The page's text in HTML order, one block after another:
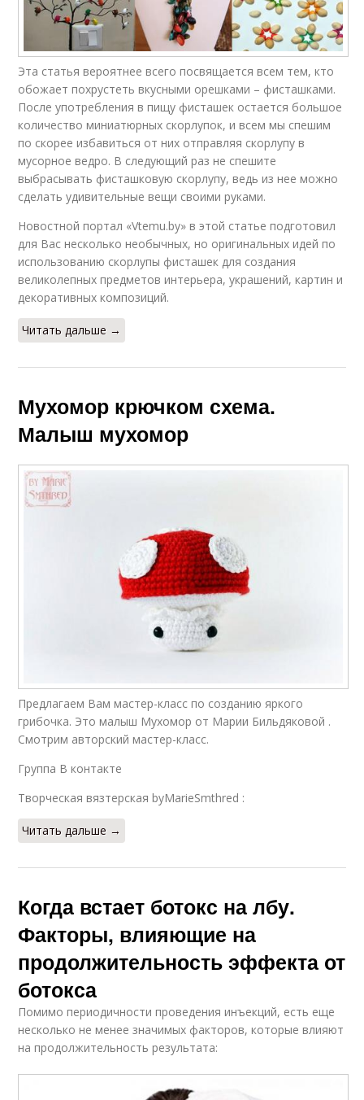
Эта статья вероятнее всего посвящается всем тем, кто
обожает похрустеть вкусными орешками – фисташками.
После употребления в пищу фисташек остается большое
количество миниатюрных скорлупок, и всем мы спешим
по скорее избавиться от них отправляя скорлупу в
мусорное ведро. В следующий раз не спешите
выбрасывать фисташковую скорлупу, ведь из нее можно
сделать удивительные вещи своими руками.
Новостной портал «Vtemu.by» в этой статье подготовил
для Вас несколько необычных, но оригинальных идей по
использованию скорлупы фисташек для создания
великолепных предметов интерьера, украшений, картин и
декоративных композиций.
Читать дальше →
Мухомор крючком схема.
Малыш мухомор
Предлагаем Вам мастер-класс по созданию яркого
грибочка. Это малыш Мухомор от Марии Бильдяковой .
Смотрим авторский мастер-класс.
Группа В контакте
Творческая вязтерская byMarieSmthred :
Читать дальше →
Когда встает ботокс на лбу.
Факторы, влияющие на
продолжительность эффекта от
ботокса
Помимо периодичности проведения инъекций, есть еще
несколько не менее значимых факторов, которые влияют
на продолжительность результата: